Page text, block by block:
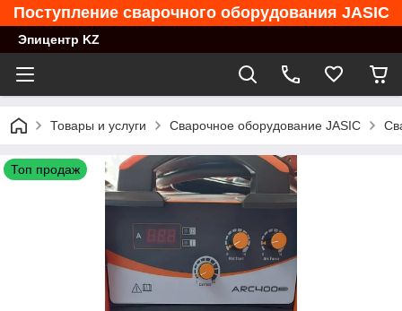
Поступление сварочного оборудования JASIC
Эпицентр KZ
Товары и услуги Сварочное оборудование JASIC
Топ продаж